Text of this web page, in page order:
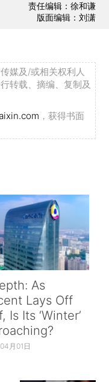
责任编辑：徐和谦
版面编辑：刘潇
媒及/或相关权利人
转载、摘编、复制及
，获得书面
As
Lays Off
Is Its ‘Winter’
月01日